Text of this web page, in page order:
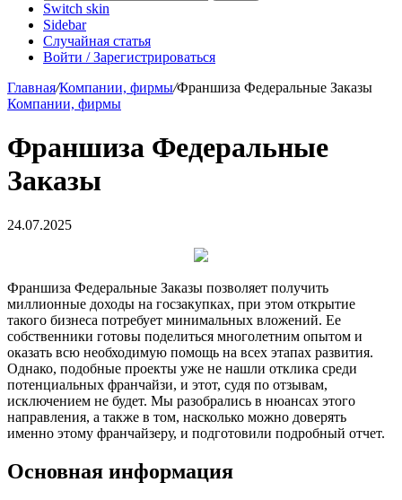
Switch skin
Sidebar
Случайная статья
Войти / Зарегистрироваться
Главная/Компании, фирмы/Франшиза Федеральные Заказы
Компании, фирмы
Франшиза Федеральные
Заказы
24.07.2025
Франшиза Федеральные Заказы позволяет получить
миллионные доходы на госзакупках, при этом открытие
такого бизнеса потребует минимальных вложений. Ее
собственники готовы поделиться многолетним опытом и
оказать всю необходимую помощь на всех этапах развития.
Однако, подобные проекты уже не нашли отклика среди
потенциальных франчайзи, и этот, судя по отзывам,
исключением не будет. Мы разобрались в нюансах этого
направления, а также в том, насколько можно доверять
именно этому франчайзеру, и подготовили подробный отчет.
Основная информация